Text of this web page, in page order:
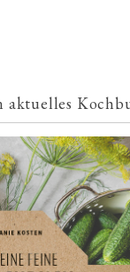
aktuelles